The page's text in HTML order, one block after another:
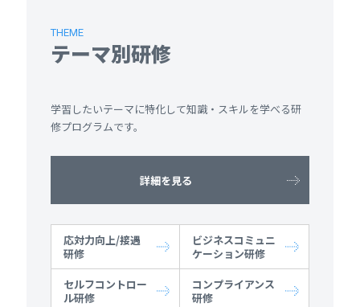
THEME
テーマ別研修
学習したいテーマに特化して知識・スキルを学べる研
修プログラムです。
詳細を見る
応対力向上/接遇
研修
ビジネスコミュニ
ケーション研修
セルフコントロー
ル研修
コンプライアンス
研修